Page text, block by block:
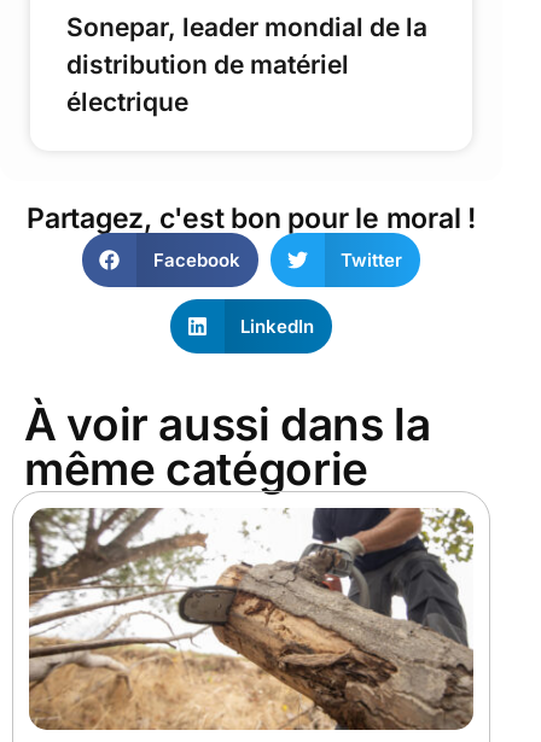
Sonepar, leader mondial de la
distribution de matériel
électrique
Partagez, c'est bon pour le moral !
Facebook Twitter
LinkedIn
À voir aussi dans la
même catégorie